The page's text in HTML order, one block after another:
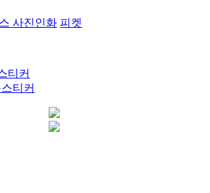
사진인화 피켓
티커
티커